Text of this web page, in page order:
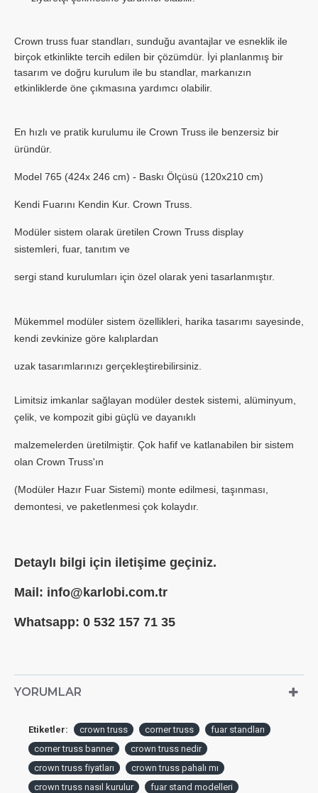
Crown truss fuar standları, sunduğu avantajlar ve esneklik ile
birçok etkinlikte tercih edilen bir çözümdür. İyi planlanmış bir
tasarım ve doğru kurulum ile bu standlar, markanızın
etkinliklerde öne çıkmasına yardımcı olabilir.
En hızlı ve pratik kurulumu ile Crown Truss ile benzersiz bir
üründür.
Model 765 (424x 246 cm) - Baskı Ölçüsü (120x210 cm)
Kendi Fuarını Kendin Kur. Crown Truss.
Modüler sistem olarak üretilen Crown Truss display
sistemleri, fuar, tanıtım ve
sergi stand kurulumları için özel olarak yeni tasarlanmıştır.
Mükemmel modüler sistem özellikleri, harika tasarımı sayesinde,
kendi zevkinize göre kalıplardan
uzak tasarımlarınızı gerçekleştirebilirsiniz.
Limitsiz imkanlar sağlayan modüler destek sistemi, alüminyum,
çelik, ve kompozit gibi güçlü ve dayanıklı
malzemelerden üretilmiştir. Çok hafif ve katlanabilen bir sistem
olan Crown Truss'ın
(Modüler Hazır Fuar Sistemi) monte edilmesi, taşınması,
demontesi, ve paketlenmesi çok kolaydır.
Detaylı bilgi için iletişime geçiniz.
Mail: info@karlobi.com.tr
Whatsapp: 0 532 157 71 35
YORUMLAR
Etiketler: crown truss corner truss
fuar standları
corner truss banner
crown truss nedir
crown truss fiyatları
crown truss pahalı mı
crown truss nasıl kurulur
fuar stand modelleri